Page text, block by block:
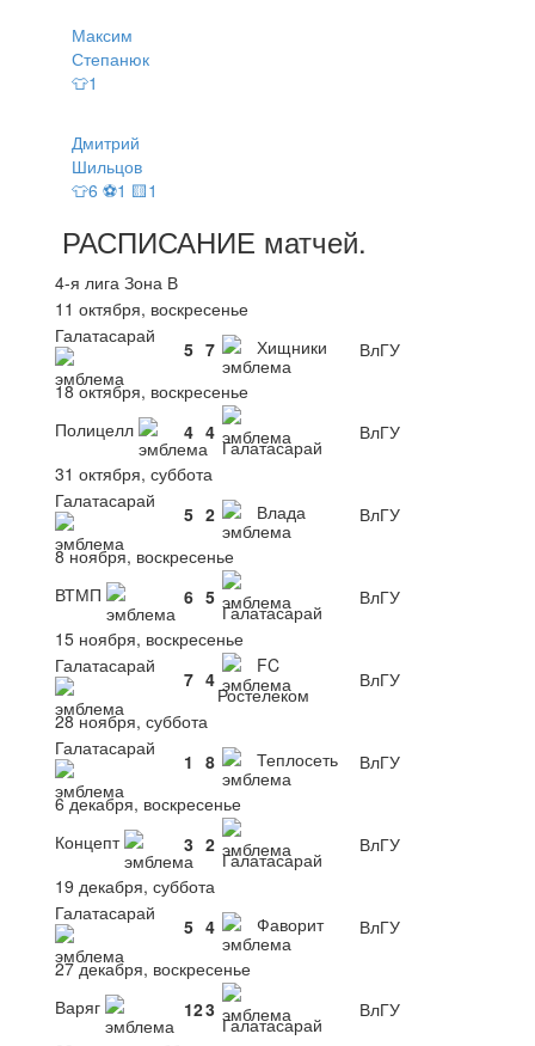
Максим
Степанюк
👕1
Дмитрий
Шильцов
👕6 ⚽1 🟨1
РАСПИСАНИЕ матчей.
4-я лига Зона В
11 октября, воскресенье
Галатасарай
5 7 Хищники
ВлГУ
18 октября, воскресенье
Полицелл
4 4
Галатасарай
ВлГУ
31 октября, суббота
Галатасарай
5 2 Влада
ВлГУ
8 ноября, воскресенье
ВТМП
6 5
Галатасарай
ВлГУ
15 ноября, воскресенье
Галатасарай
7 4
FC
Ростелеком
ВлГУ
28 ноября, суббота
Галатасарай
1 8 Теплосеть
ВлГУ
6 декабря, воскресенье
Концепт
3 2
Галатасарай
ВлГУ
19 декабря, суббота
Галатасарай
5 4 Фаворит
ВлГУ
27 декабря, воскресенье
Варяг
123
Галатасарай
ВлГУ